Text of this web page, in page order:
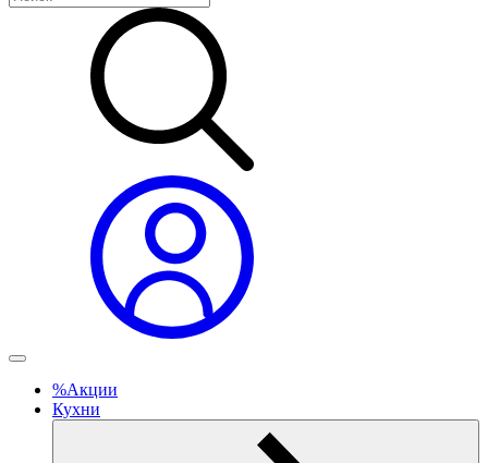
%Акции
Кухни